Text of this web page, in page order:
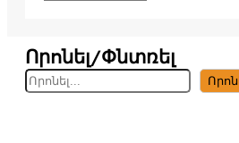
Որոնել/Փնտռել
S
e